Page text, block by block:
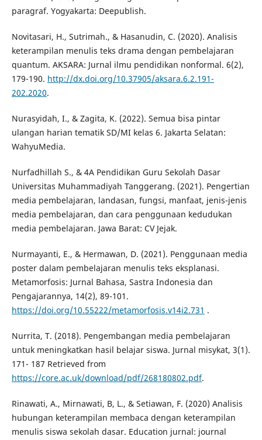
paragraf. Yogyakarta: Deepublish.
Novitasari, H., Sutrimah., & Hasanudin, C. (2020). Analisis
keterampilan menulis teks drama dengan pembelajaran
quantum. AKSARA: Jurnal ilmu pendidikan nonformal. 6(2),
179-190. http://dx.doi.org/10.37905/aksara.6.2.191-
202.2020.
Nurasyidah, I., & Zagita, K. (2022). Semua bisa pintar
ulangan harian tematik SD/MI kelas 6. Jakarta Selatan:
WahyuMedia.
Nurfadhillah S., & 4A Pendidikan Guru Sekolah Dasar
Universitas Muhammadiyah Tanggerang. (2021). Pengertian
media pembelajaran, landasan, fungsi, manfaat, jenis-jenis
media pembelajaran, dan cara penggunaan kedudukan
media pembelajaran. Jawa Barat: CV Jejak.
Nurmayanti, E., & Hermawan, D. (2021). Penggunaan media
poster dalam pembelajaran menulis teks eksplanasi.
Metamorfosis: Jurnal Bahasa, Sastra Indonesia dan
Pengajarannya, 14(2), 89-101.
https://doi.org/10.55222/metamorfosis.v14i2.731 .
Nurrita, T. (2018). Pengembangan media pembelajaran
untuk meningkatkan hasil belajar siswa. Jurnal misykat, 3(1).
171- 187 Retrieved from
https://core.ac.uk/download/pdf/268180802.pdf.
Rinawati, A., Mirnawati, B, L., & Setiawan, F. (2020) Analisis
hubungan keterampilan membaca dengan keterampilan
menulis siswa sekolah dasar. Education jurnal: journal